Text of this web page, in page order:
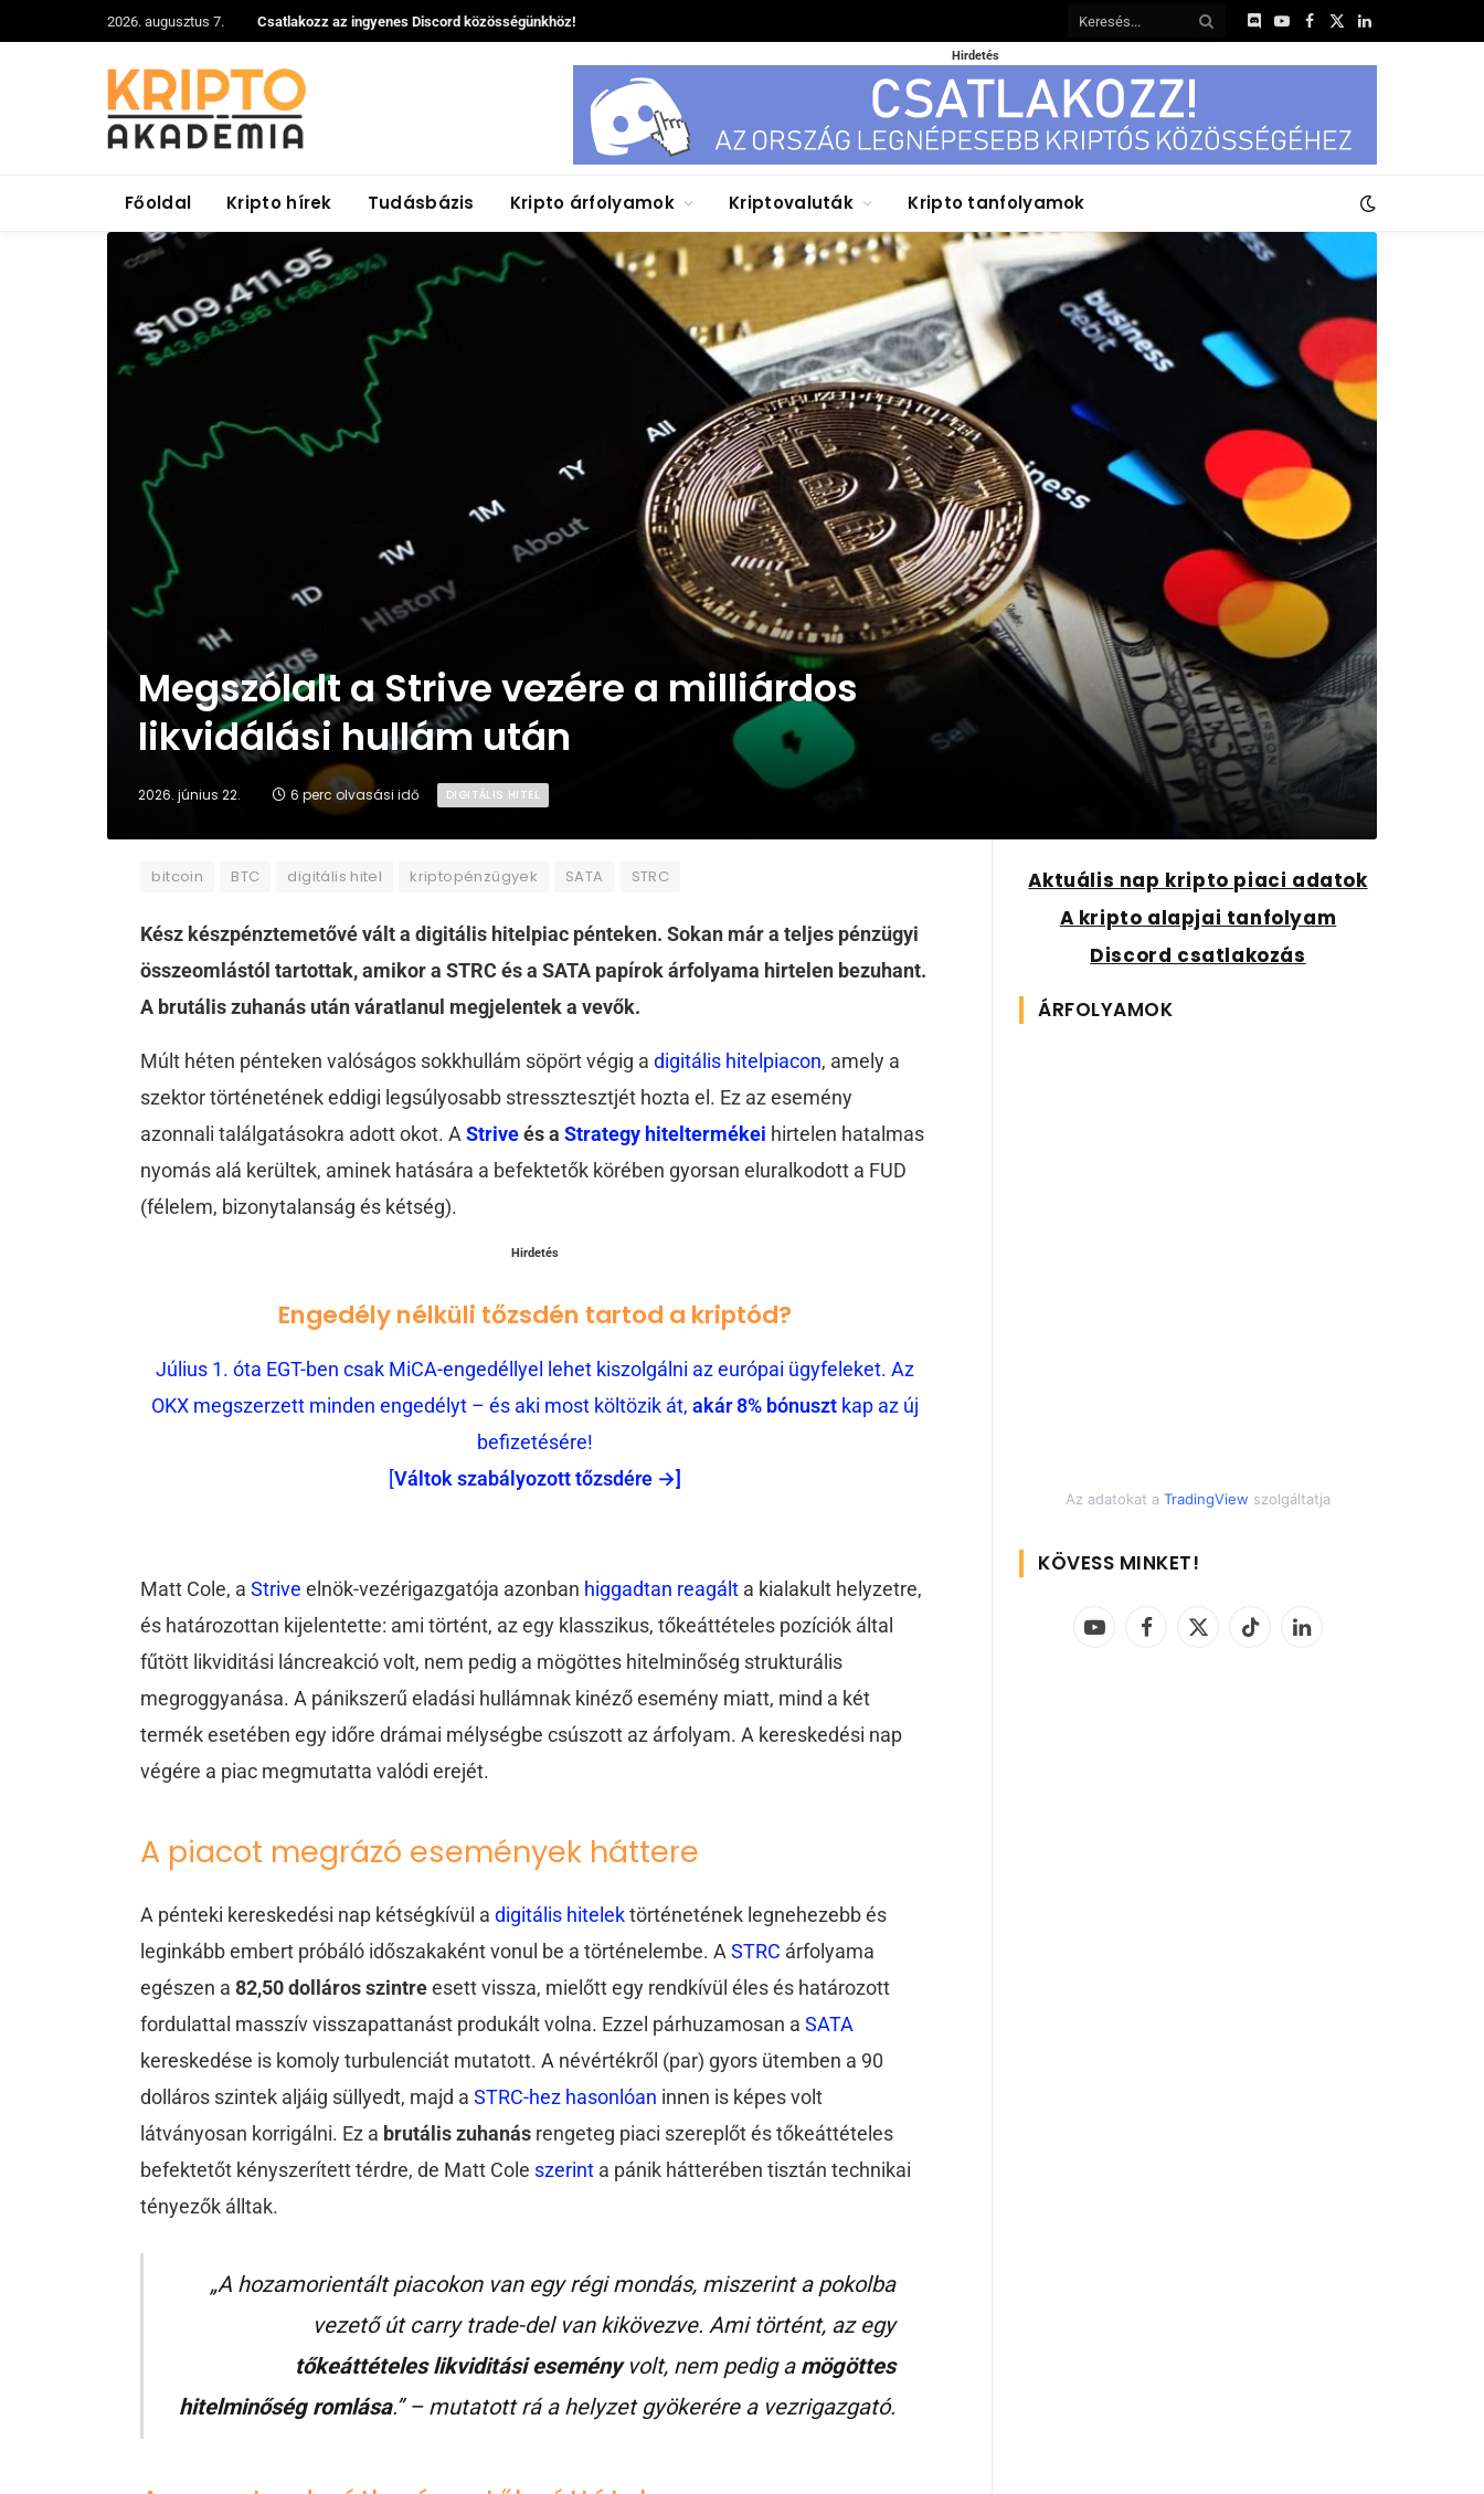
2026. augusztus 7. Csatlakozz az ingyenes Discord közösségünkhöz!
DiscordYouTube
Facebook
X
LinkedIn
Hirdetés
Főoldal Kripto hírek Tudásbázis Kripto árfolyamok Kriptovaluták Kripto tanfolyamok
Megszólalt a Strive vezére a milliárdos
likvidálási hullám után
2026. június 22. 6 perc olvasási idő DIGITÁLIS HITEL
bitcoin BTC digitális hitel kriptopénzügyek SATA STRC
Kész készpénztemetővé vált a digitális hitelpiac pénteken. Sokan már a teljes pénzügyi
összeomlástól tartottak, amikor a STRC és a SATA papírok árfolyama hirtelen bezuhant.
A brutális zuhanás után váratlanul megjelentek a vevők.
Múlt héten pénteken valóságos sokkhullám söpört végig adigitális hitelpiacon, amely a
szektor történetének eddigi legsúlyosabb stressztesztjét hozta el. Ez az esemény
azonnali találgatásokra adott okot. AStriveés aStrategy hiteltermékei hirtelen hatalmas
nyomás alá kerültek, aminek hatására a befektetők körében gyorsan eluralkodott a FUD
(félelem, bizonytalanság és kétség).
Hirdetés
Engedély nélküli tőzsdén tartod a kriptód?
Július 1. óta EGT-ben csak MiCA-engedéllyel lehet kiszolgálni az európai ügyfeleket. Az
OKX megszerzett minden engedélyt – és aki most költözik át, akár 8% bónuszt kap az új
befizetésére!
[Váltok szabályozott tőzsdére →]
Matt Cole, aStriveelnök-vezérigazgatója azonban higgadtan reagált a kialakult helyzetre,
és határozottan kijelentette: ami történt, az egy klasszikus, tőkeáttételes pozíciók által
fűtött likviditási láncreakció volt, nem pedig a mögöttes hitelminőség strukturális
megroggyanása. A pánikszerű eladási hullámnak kinéző esemény miatt, mind a két
termék esetében egy időre drámai mélységbe csúszott az árfolyam. A kereskedési nap
végére a piac megmutatta valódi erejét.
A piacot megrázó események háttere
A pénteki kereskedési nap kétségkívül adigitális hitelektörténetének legnehezebb és
leginkább embert próbáló időszakaként vonul be a történelembe. ASTRC árfolyama
egészen a82,50 dolláros szintreesett vissza, mielőtt egy rendkívül éles és határozott
fordulattal masszív visszapattanást produkált volna. Ezzel párhuzamosan aSATA
kereskedése is komoly turbulenciát mutatott. A névértékről (par) gyors ütemben a 90
dolláros szintek aljáig süllyedt, majd aSTRC-hez hasonlóan innen is képes volt
látványosan korrigálni. Ez a brutális zuhanás rengeteg piaci szereplőt és tőkeáttételes
befektetőt kényszerített térdre, de Matt Cole szerint a pánik hátterében tisztán technikai
tényezők álltak.
„A hozamorientált piacokon van egy régi mondás, miszerint a pokolba
vezető út carry trade-del van kikövezve. Ami történt, az egy
tőkeáttételes likviditási eseményvolt, nem pedig a mögöttes
hitelminőség romlása.” – mutatott rá a helyzet gyökerére a vezrigazgató.
Aktuális nap kripto piaci adatok
A kripto alapjai tanfolyam
Discord csatlakozás
ÁRFOLYAMOK
Az adatokat a TradingView szolgáltatja
KÖVESS MINKET!
YouTubeFacebook
X
TikTok LinkedIn